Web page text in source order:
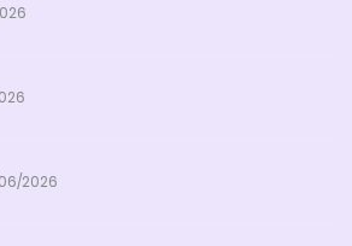
2026